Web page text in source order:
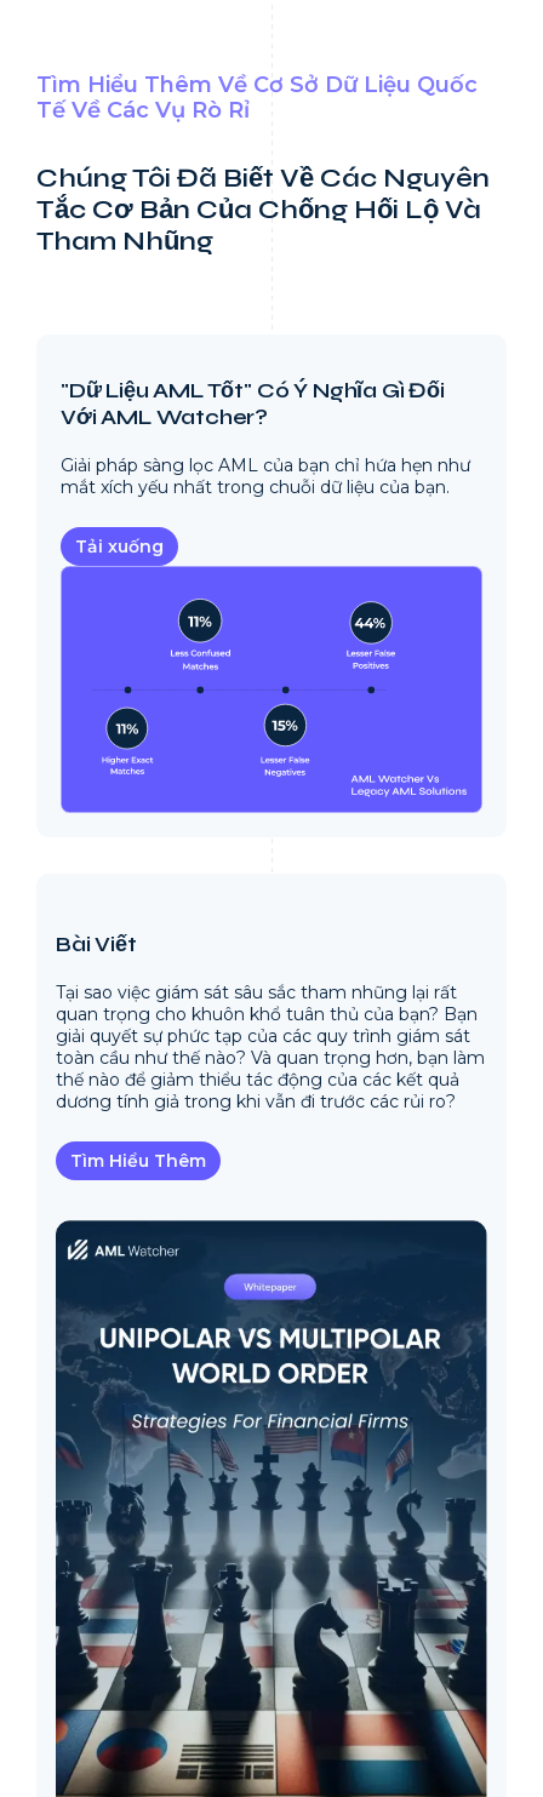
Tìm Hiểu Thêm Về Cơ Sở Dữ Liệu Quốc
Tế Về Các Vụ Rò Rỉ
Chúng Tôi Đã Biết Về Các Nguyên
Tắc Cơ Bản Của Chống Hối Lộ Và
Tham Nhũng
"Dữ Liệu AML Tốt" Có Ý Nghĩa Gì Đối
Với AML Watcher?
Giải pháp sàng lọc AML của bạn chỉ hứa hẹn như
mắt xích yếu nhất trong chuỗi dữ liệu của bạn.
Tải xuống
Bài Viết
Tại sao việc giám sát sâu sắc tham nhũng lại rất
quan trọng cho khuôn khổ tuân thủ của bạn? Bạn
giải quyết sự phức tạp của các quy trình giám sát
toàn cầu như thế nào? Và quan trọng hơn, bạn làm
thế nào để giảm thiểu tác động của các kết quả
dương tính giả trong khi vẫn đi trước các rủi ro?
Tìm Hiểu Thêm